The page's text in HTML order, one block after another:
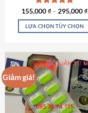
Được xếp
hạng4.95
5 sao
155,000₫ – 295,000₫
LỰA CHỌN TÙY CHỌN
này
có
nhiều
biến
thể.
Các
Giảm giá!